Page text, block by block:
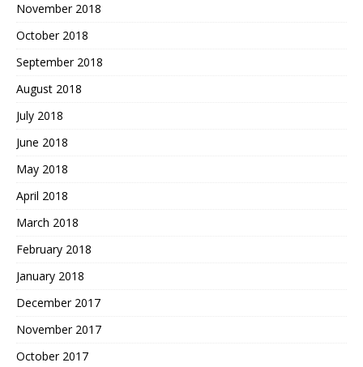
November 2018
October 2018
September 2018
August 2018
July 2018
June 2018
May 2018
April 2018
March 2018
February 2018
January 2018
December 2017
November 2017
October 2017